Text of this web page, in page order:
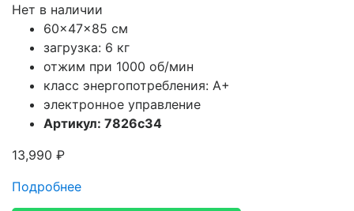
Нет в наличии
60x47x85 см
загрузка: 6 кг
отжим при 1000 об/мин
класс энергопотребления: A+
электронное управление
Артикул: 7826c34
13,990 ₽
Подробнее